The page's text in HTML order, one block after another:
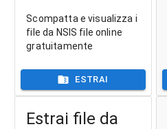
Scompatta e visualizza i
file da NSIS file online
gratuitamente
ESTRAI
Estrai file da